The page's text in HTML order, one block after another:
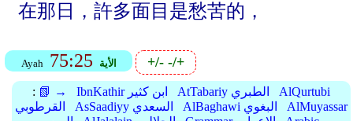
在那日，許多面目是愁苦的，
Ayah 75:25 الأية +/--/+
: 📗 → IbnKathir ابن كثير AtTabariy الطبري
AlQurtubi
القرطوبي
AsSaadiyy السعدي AlBaghawi البغوي
AlMuyassar